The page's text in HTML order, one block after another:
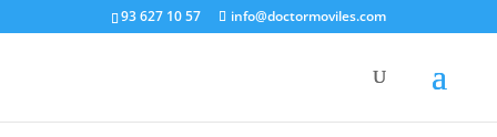
93 627 10 57 info@doctormoviles.com